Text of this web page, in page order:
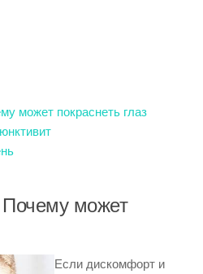
может покраснеть глаз
может
Если дискомфорт и